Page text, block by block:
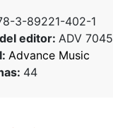
3-89221-402-1
editor: ADV 7045
Advance Music
44